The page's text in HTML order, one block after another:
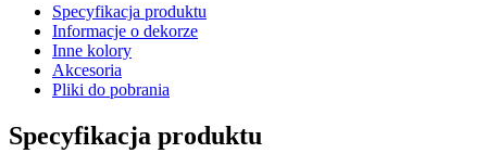
Specyfikacja produktu
Informacje o dekorze
Inne kolory
Akcesoria
Pliki do pobrania
Specyfikacja produktu